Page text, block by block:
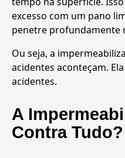
excesso com um pano
penetre profundamente
Ou seja, a
acidentes aconteçam.
acidentes.
A
Contra Tudo?